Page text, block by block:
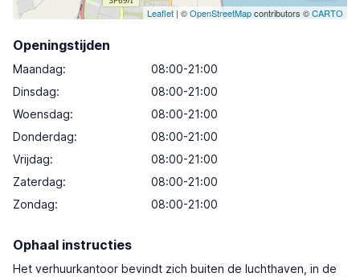
Leaflet | ©OpenStreetMapcontributors ©CARTO
Openingstijden
Maandag:
08:00-21:00
Dinsdag:
08:00-21:00
Woensdag:
08:00-21:00
Donderdag:
08:00-21:00
Vrijdag:
08:00-21:00
Zaterdag:
08:00-21:00
Zondag: 08:00-21:00
Ophaal instructies
Het verhuurkantoor bevindt zich buiten de luchthaven, in de